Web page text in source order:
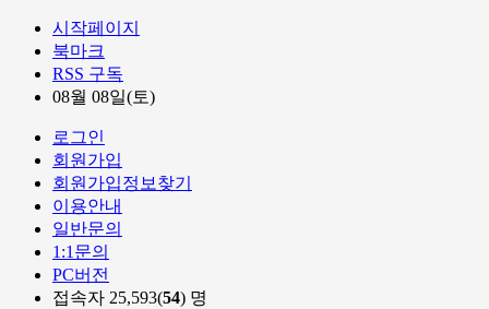
시작페이지
북마크
RSS 구독
08월 08일(토)
로그인
회원가입
회원가입정보찾기
이용안내
일반문의
1:1문의
PC버전
접속자 25,593(54) 명